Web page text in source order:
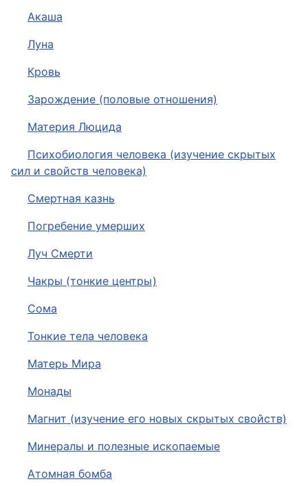
Акаша
Луна
Кровь
Зарождение (половые отношения)
Материя Люцида
Психобиология человека (изучение скрытых
сил и свойств человека)
Смертная казнь
Погребение умерших
Луч Смерти
Чакры (тонкие центры)
Сома
Тонкие тела человека
Матерь Мира
Монады
Магнит (изучение его новых скрытых свойств)
Минералы и полезные ископаемые
Атомная бомба